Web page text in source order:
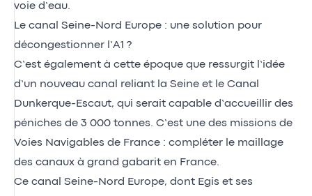
voie d’eau.
Le canal Seine-Nord Europe : une solution pour
décongestionner l’A1 ?
C’est également à cette époque que ressurgit l’idée
d’un nouveau canal reliant la Seine et le Canal
Dunkerque-Escaut, qui serait capable d’accueillir des
péniches de 3 000 tonnes. C’est une des missions de
Voies Navigables de France : compléter le maillage
des canaux à grand gabarit en France.
Ce canal Seine-Nord Europe, dont Egis et ses